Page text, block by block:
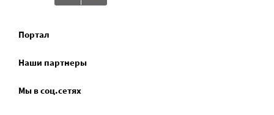
Портал
Наши партнеры
Мы в соц.сетях